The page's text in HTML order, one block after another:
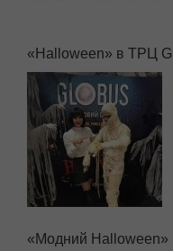
«Halloween» в ТРЦ
«Модний